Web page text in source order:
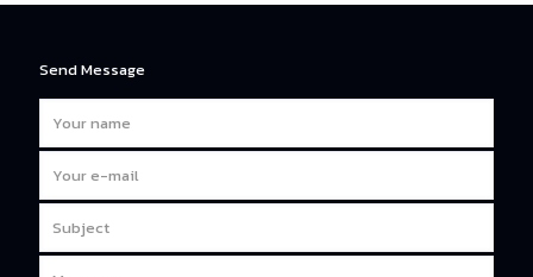
Send Message